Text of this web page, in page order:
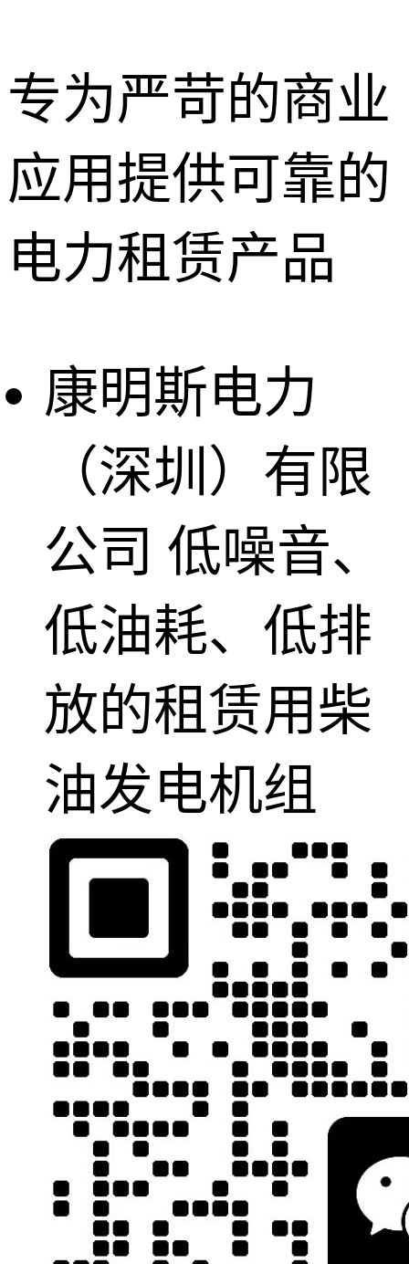
专为严苛的商业
应用提供可靠的
电力租赁产品
康明斯电力
（深圳）有限
公司 低噪音、
低油耗、低排
放的租赁用柴
油发电机组
深圳租赁服
惠州租赁服
务
东莞租赁服